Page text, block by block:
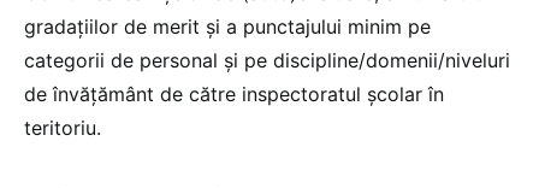
gradaţiilor de merit şi a punctajului minim pe
categorii de personal şi pe discipline/domenii/niveluri
de învăţământ de către inspectoratul şcolar în
teritoriu.